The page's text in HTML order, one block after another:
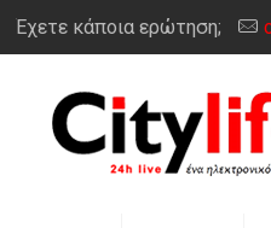
Έχετε κάποια ερώτηση;